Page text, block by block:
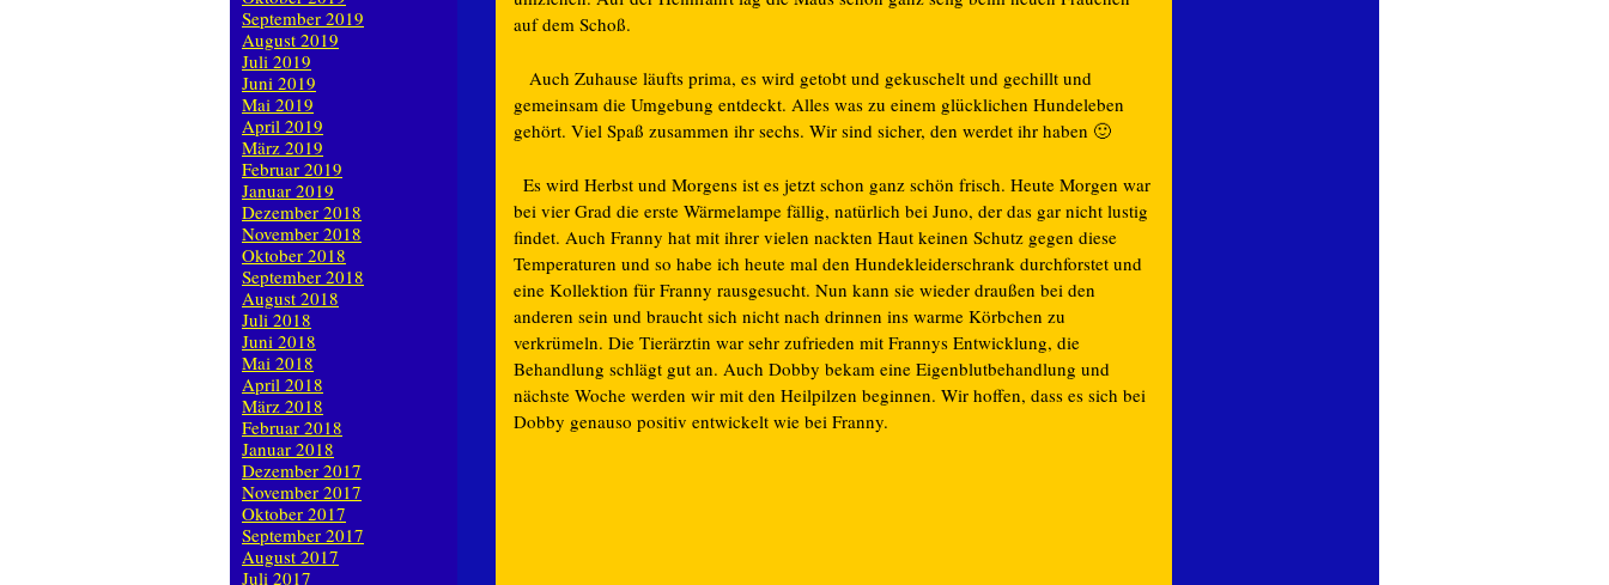
auf dem Schoß.
Auch Zuhause läufts prima, es wird getobt und gekuschelt und gechillt und
gemeinsam die Umgebung entdeckt. Alles was zu einem glücklichen Hundeleben
gehört. Viel Spaß zusammen ihr sechs. Wir sind sicher, den werdet ihr haben 🙂
Es wird Herbst und Morgens ist es jetzt schon ganz schön frisch. Heute Morgen war
bei vier Grad die erste Wärmelampe fällig, natürlich bei Juno, der das gar nicht lustig
findet. Auch Franny hat mit ihrer vielen nackten Haut keinen Schutz gegen diese
Temperaturen und so habe ich heute mal den Hundekleiderschrank durchforstet und
eine Kollektion für Franny rausgesucht. Nun kann sie wieder draußen bei den
anderen sein und braucht sich nicht nach drinnen ins warme Körbchen zu
verkrümeln. Die Tierärztin war sehr zufrieden mit Frannys Entwicklung, die
Behandlung schlägt gut an. Auch Dobby bekam eine Eigenblutbehandlung und
nächste Woche werden wir mit den Heilpilzen beginnen. Wir hoffen, dass es sich bei
Dobby genauso positiv entwickelt wie bei Franny.
September 2019
August 2019
Juli 2019
Juni 2019
Mai 2019
April 2019
März 2019
Februar 2019
Januar 2019
Dezember 2018
November 2018
Oktober 2018
September 2018
August 2018
Juli 2018
Juni 2018
Mai 2018
April 2018
März 2018
Februar 2018
Januar 2018
Dezember 2017
November 2017
Oktober 2017
September 2017
August 2017
Juli 2017